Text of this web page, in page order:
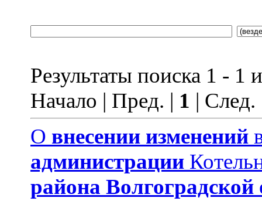
Результаты поиска 1 - 1
Начало | Пред. | 1 |
О внесении изменений
администрации
района Волгоградской